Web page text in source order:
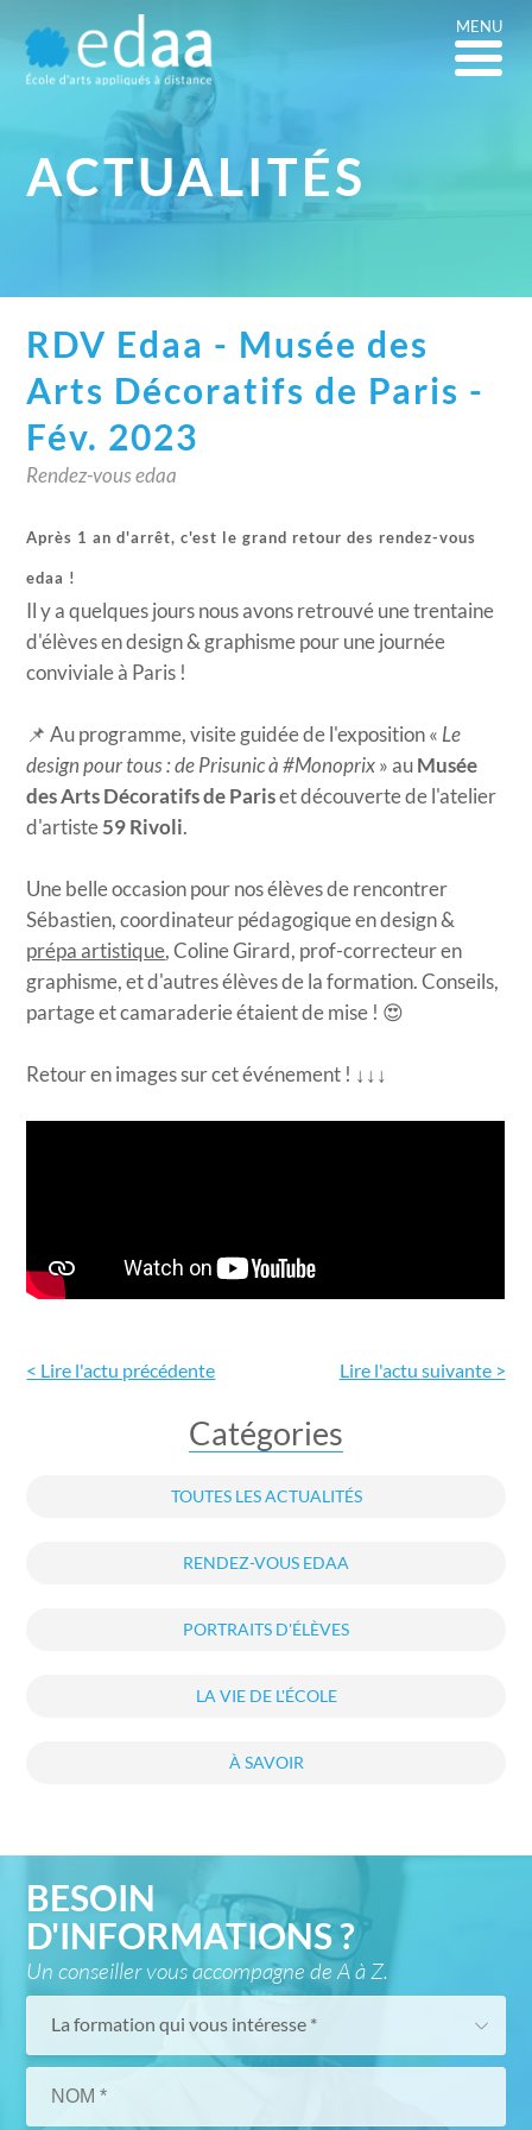
MENU
ACTUALITÉS
RDV Edaa - Musée des
Arts Décoratifs de Paris -
Fév. 2023
Rendez-vous edaa
Après 1 an d'arrêt, c'est le grand retour des rendez-vous
edaa !
Il y a quelques jours nous avons retrouvé une trentaine
d'élèves en design & graphisme pour une journée
conviviale à Paris !
📌 Au programme, visite guidée de l'exposition « Le
design pour tous : de Prisunic à #Monoprix » au Musée
des Arts Décoratifs de Pariset découverte de l'atelier
d'artiste 59 Rivoli.
Une belle occasion pour nos élèves de rencontrer
Sébastien, coordinateur pédagogique en design &
prépa artistique, Coline Girard, prof-correcteur en
graphisme, et d'autres élèves de la formation. Conseils,
partage et camaraderie étaient de mise ! 😍
Retour en images sur cet événement ! ↓↓↓
< Lire l'actu précédente Lire l'actu suivante >
Catégories
TOUTES LES ACTUALITÉS
RENDEZ-VOUS EDAA
PORTRAITS D'ÉLÈVES
LA VIE DE L'ÉCOLE
À SAVOIR
BESOIN
D'INFORMATIONS ?
Un conseiller vous accompagne de A à Z.
La formation qui vous intéresse *